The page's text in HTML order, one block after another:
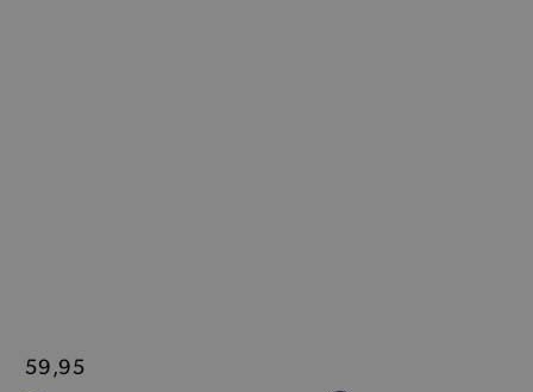
59,95